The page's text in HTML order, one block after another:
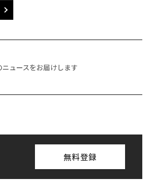
ュースをお届けします
無料登録